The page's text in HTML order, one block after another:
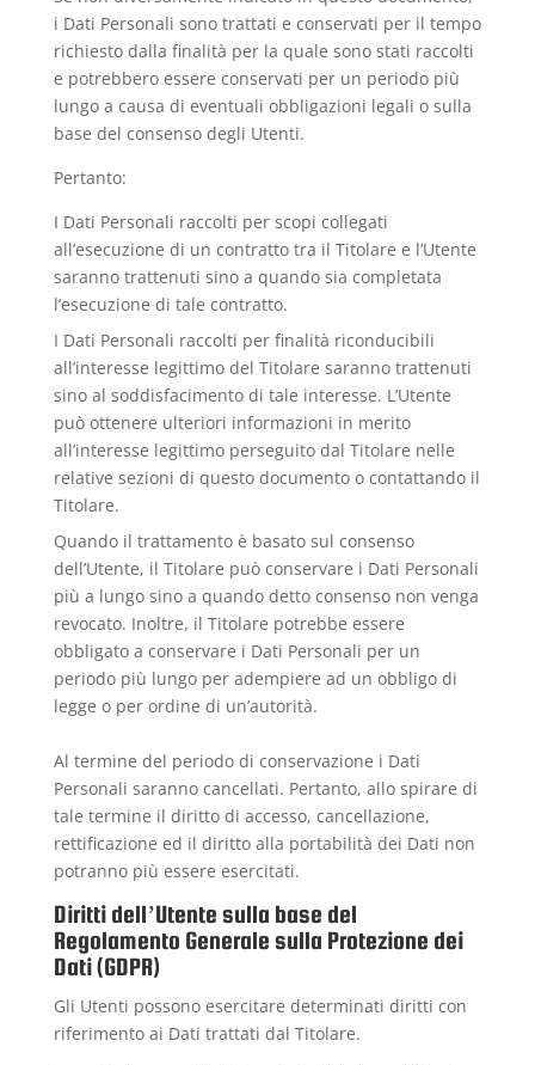
i Dati Personali sono trattati e conservati per il tempo
richiesto dalla finalità per la quale sono stati raccolti
e potrebbero essere conservati per un periodo più
lungo a causa di eventuali obbligazioni legali o sulla
base del consenso degli Utenti.
Pertanto:
I Dati Personali raccolti per scopi collegati
all’esecuzione di un contratto tra il Titolare e l’Utente
saranno trattenuti sino a quando sia completata
l’esecuzione di tale contratto.
I Dati Personali raccolti per finalità riconducibili
all’interesse legittimo del Titolare saranno trattenuti
sino al soddisfacimento di tale interesse. L’Utente
può ottenere ulteriori informazioni in merito
all’interesse legittimo perseguito dal Titolare nelle
relative sezioni di questo documento o contattando il
Titolare.
Quando il trattamento è basato sul consenso
dell’Utente, il Titolare può conservare i Dati Personali
più a lungo sino a quando detto consenso non venga
revocato. Inoltre, il Titolare potrebbe essere
obbligato a conservare i Dati Personali per un
periodo più lungo per adempiere ad un obbligo di
legge o per ordine di un’autorità.
Al termine del periodo di conservazione i Dati
Personali saranno cancellati. Pertanto, allo spirare di
tale termine il diritto di accesso, cancellazione,
rettificazione ed il diritto alla portabilità dei Dati non
potranno più essere esercitati.
Diritti dell’Utente sulla base del
Regolamento Generale sulla Protezione dei
Dati (GDPR)
Gli Utenti possono esercitare determinati diritti con
riferimento ai Dati trattati dal Titolare.